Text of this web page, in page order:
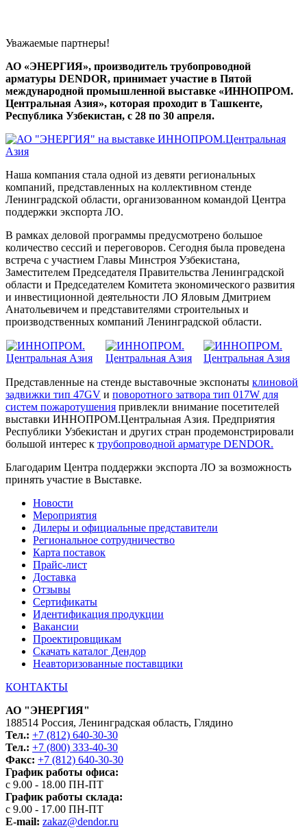
Уважаемые партнеры!
АО «ЭНЕРГИЯ», производитель трубопроводной
арматуры DENDOR, принимает участие в Пятой
международной промышленной выставке «ИННОПРОМ.
Центральная Азия», которая проходит в Ташкенте,
Республика Узбекистан, с 28 по 30 апреля.
Наша компания стала одной из девяти региональных
компаний, представленных на коллективном стенде
Ленинградской области, организованном командой Центра
поддержки экспорта ЛО.
В рамках деловой программы предусмотрено большое
количество сессий и переговоров. Сегодня была проведена
встреча с участием Главы Минстроя Узбекистана,
Заместителем Председателя Правительства Ленинградской
области и Председателем Комитета экономического развития
и инвестиционной деятельности ЛО Яловым Дмитрием
Анатольевичем и представителями строительных и
производственных компаний Ленинградской области.
Представленные на стенде выставочные экспонаты клиновой
задвижки тип 47GV и поворотного затвора тип 017W для
систем пожаротушения привлекли внимание посетителей
выставки ИННОПРОМ.Центральная Азия. Предприятия
Республики Узбекистан и других стран продемонстрировали
большой интерес к трубопроводной арматуре DENDOR.
Благодарим Центра поддержки экспорта ЛО за возможность
принять участие в Выставке.
Новости
Мероприятия
Дилеры и официальные представители
Региональное сотрудничество
Карта поставок
Прайс-лист
Доставка
Отзывы
Сертификаты
Идентификация продукции
Вакансии
Проектировщикам
Скачать каталог Дендор
Неавторизованные поставщики
КОНТАКТЫ
АО "ЭНЕРГИЯ"
188514 Россия, Ленинградская область, Глядино
Тел.: +7 (812) 640-30-30
Тел.: +7 (800) 333-40-30
Факс: +7 (812) 640-30-30
График работы офиса:
с 9.00 - 18.00 ПН-ПТ
График работы склада:
с 9.00 - 17.00 ПН-ПТ
E-mail: zakaz@dendor.ru